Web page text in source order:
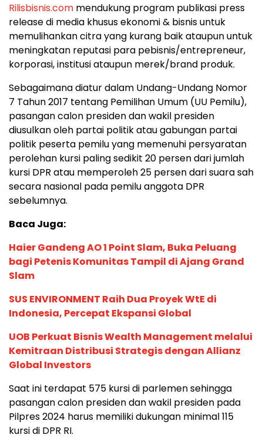
Rilisbisnis.com mendukung program publikasi press
release di media khusus ekonomi & bisnis untuk
memulihankan citra yang kurang baik ataupun untuk
meningkatan reputasi para pebisnis/entrepreneur,
korporasi, institusi ataupun merek/brand produk.
Sebagaimana diatur dalam Undang-Undang Nomor
7 Tahun 2017 tentang Pemilihan Umum (UU Pemilu),
pasangan calon presiden dan wakil presiden
diusulkan oleh partai politik atau gabungan partai
politik peserta pemilu yang memenuhi persyaratan
perolehan kursi paling sedikit 20 persen dari jumlah
kursi DPR atau memperoleh 25 persen dari suara sah
secara nasional pada pemilu anggota DPR
sebelumnya.
Baca Juga:
Haier Gandeng AO 1 Point Slam, Buka Peluang
bagi Petenis Komunitas Tampil di Ajang Grand
Slam
SUS ENVIRONMENT Raih Dua Proyek WtE di
Indonesia, Percepat Ekspansi Global
UOB Perkuat Bisnis Wealth Management melalui
Kemitraan Distribusi Strategis dengan Allianz
Global Investors
Saat ini terdapat 575 kursi di parlemen sehingga
pasangan calon presiden dan wakil presiden pada
Pilpres 2024 harus memiliki dukungan minimal 115
kursi di DPR RI.